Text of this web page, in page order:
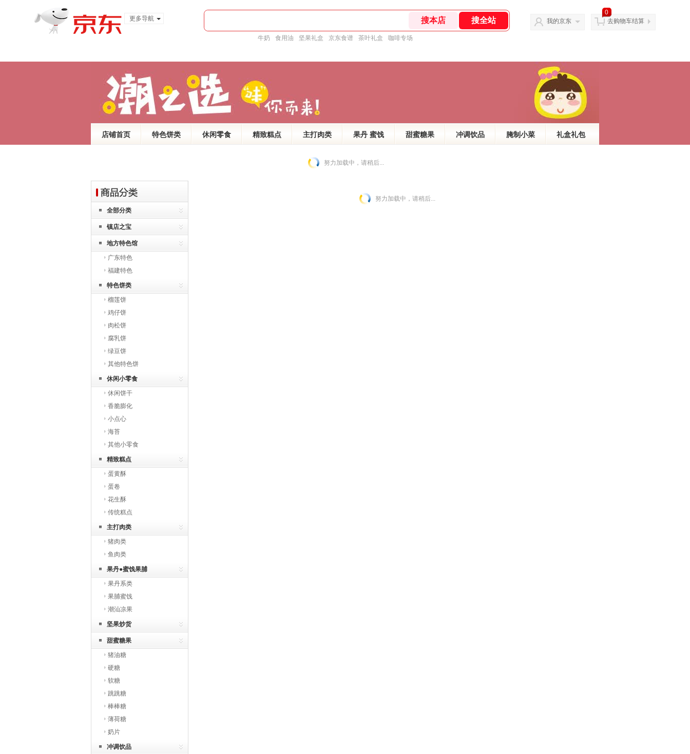
更多导航
牛奶 食用油 坚果礼盒 京东食谱 茶叶礼盒 咖啡专场
我的京东
0
去购物车结算
店铺首页 特色饼类 休闲零食 精致糕点 主打肉类 果丹 蜜饯 甜蜜糖果 冲调饮品 腌制小菜 礼盒礼包
努力加载中，请稍后...
全部分类
镇店之宝
地方特色馆
广东特色
福建特色
特色饼类
榴莲饼
鸡仔饼
肉松饼
腐乳饼
绿豆饼
其他特色饼
休闲小零食
休闲饼干
香脆膨化
小点心
海苔
其他小零食
精致糕点
蛋黄酥
蛋卷
花生酥
传统糕点
主打肉类
猪肉类
鱼肉类
果丹●蜜饯果脯
果丹系类
果脯蜜饯
潮汕凉果
坚果炒货
甜蜜糖果
猪油糖
硬糖
软糖
跳跳糖
棒棒糖
薄荷糖
奶片
冲调饮品
努力加载中，请稍后...